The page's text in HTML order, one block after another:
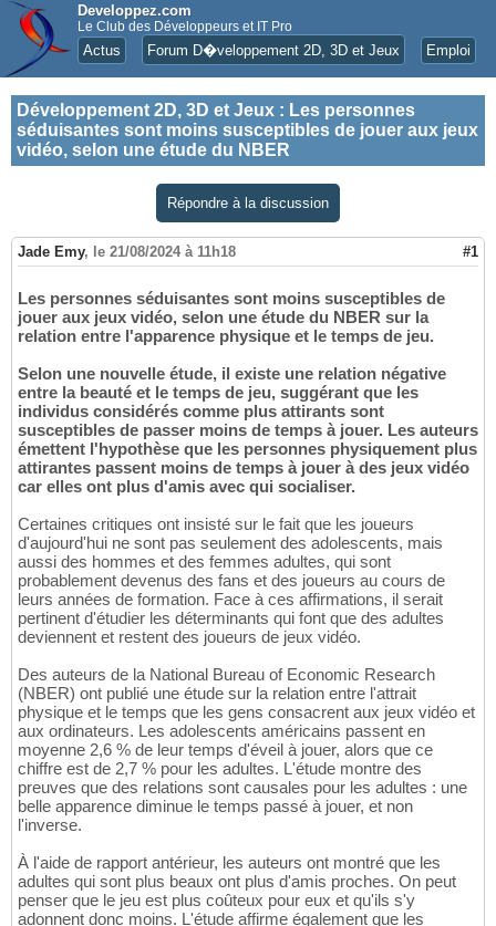
Developpez.com
Le Club des Développeurs et IT Pro
Actus Forum D�veloppement 2D, 3D et Jeux Emploi
Développement 2D, 3D et Jeux : Les personnes
séduisantes sont moins susceptibles de jouer aux jeux
vidéo, selon une étude du NBER
Répondre à la discussion
Jade Emy, le 21/08/2024 à 11h18 #1
Les personnes séduisantes sont moins susceptibles de
jouer aux jeux vidéo, selon une étude du NBER sur la
relation entre l'apparence physique et le temps de jeu.
Selon une nouvelle étude, il existe une relation négative
entre la beauté et le temps de jeu, suggérant que les
individus considérés comme plus attirants sont
susceptibles de passer moins de temps à jouer. Les auteurs
émettent l'hypothèse que les personnes physiquement plus
attirantes passent moins de temps à jouer à des jeux vidéo
car elles ont plus d'amis avec qui socialiser.
Certaines critiques ont insisté sur le fait que les joueurs
d'aujourd'hui ne sont pas seulement des adolescents, mais
aussi des hommes et des femmes adultes, qui sont
probablement devenus des fans et des joueurs au cours de
leurs années de formation. Face à ces affirmations, il serait
pertinent d'étudier les déterminants qui font que des adultes
deviennent et restent des joueurs de jeux vidéo.
Des auteurs de la National Bureau of Economic Research
(NBER) ont publié une étude sur la relation entre l'attrait
physique et le temps que les gens consacrent aux jeux vidéo et
aux ordinateurs. Les adolescents américains passent en
moyenne 2,6 % de leur temps d'éveil à jouer, alors que ce
chiffre est de 2,7 % pour les adultes. L'étude montre des
preuves que des relations sont causales pour les adultes : une
belle apparence diminue le temps passé à jouer, et non
l'inverse.
À l'aide de rapport antérieur, les auteurs ont montré que les
adultes qui sont plus beaux ont plus d'amis proches. On peut
penser que le jeu est plus coûteux pour eux et qu'ils s'y
adonnent donc moins. L'étude affirme également que les